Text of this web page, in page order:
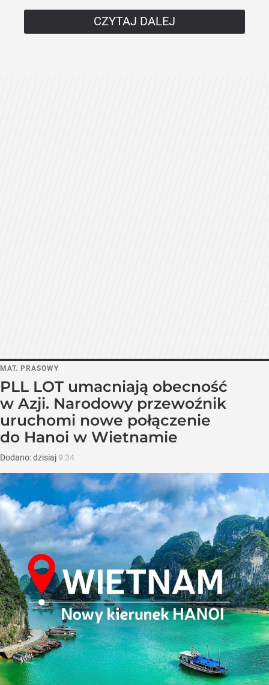
CZYTAJ DALEJ
MAT. PRASOWY
PLL LOT umacniają obecność
w Azji. Narodowy przewoźnik
uruchomi nowe połączenie
do Hanoi w Wietnamie
Dodano:dzisiaj 9:34